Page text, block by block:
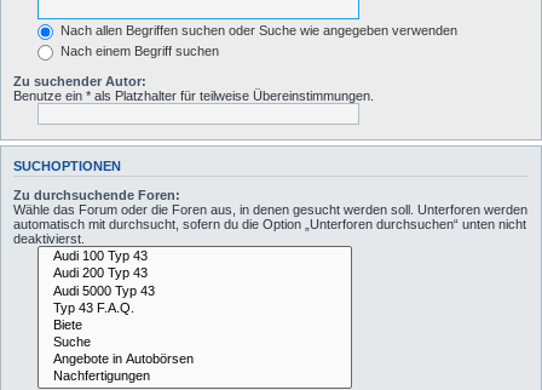
Nach allen Begriffen suchen oder Suche wie angegeben verwenden
Nach einem Begriff suchen
Zu suchender Autor:
Benutze ein * als Platzhalter für teilweise Übereinstimmungen.
SUCHOPTIONEN
Zu durchsuchende Foren:
Wähle das Forum oder die Foren aus, in denen gesucht werden soll. Unterforen werden
automatisch mit durchsucht, sofern du die Option „Unterforen durchsuchen“ unten nicht
deaktivierst.